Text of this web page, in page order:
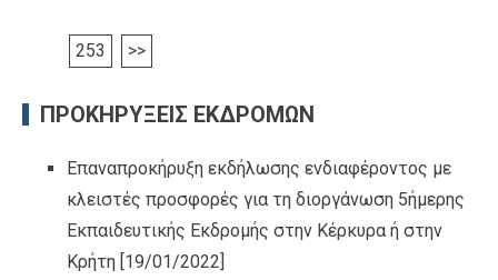
253 >>
ΠΡΟΚΗΡΥΞΕΙΣ ΕΚΔΡΟΜΩΝ
Επαναπροκήρυξη εκδήλωσης ενδιαφέροντος με
κλειστές προσφορές για τη διοργάνωση 5ήμερης
Εκπαιδευτικής Εκδρομής στην Κέρκυρα ή στην
Κρήτη [19/01/2022]